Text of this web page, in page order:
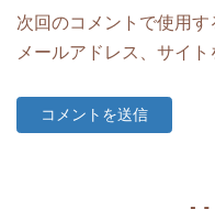
次回のコメントで使用す
メールアドレス、サイト